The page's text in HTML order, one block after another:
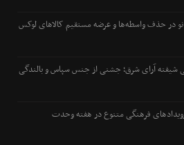
در حذف واسطه‌ها و عرضه مستقیم کالاهای لوکس
آرای شرق؛ جشنی از جنس سپاس و بالندگی
فرهنگی متنوع در هفته وحدت